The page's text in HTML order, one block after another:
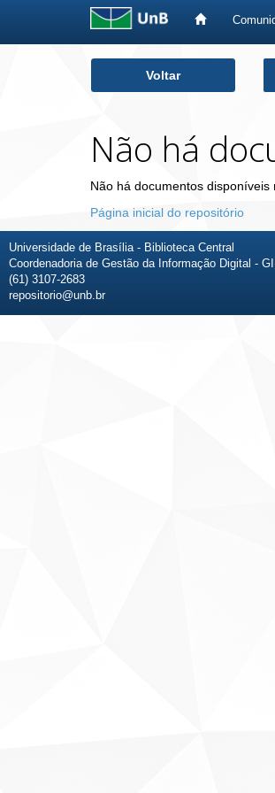
Voltar
Não há
Não há documentos
Página inicial do repositório
Universidade de Brasília - Biblioteca Central
Coordenadoria de Gestão da Informação Digital -
(61) 3107-2683
repositorio@unb.br